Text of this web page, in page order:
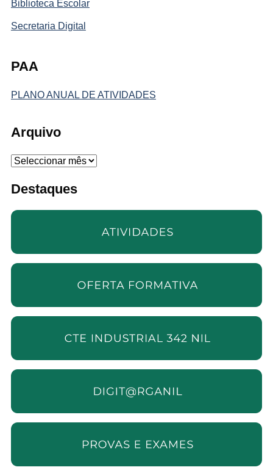
Biblioteca Escolar
Secretaria Digital
PAA
PLANO ANUAL DE ATIVIDADES
Arquivo
Arquivo
Destaques